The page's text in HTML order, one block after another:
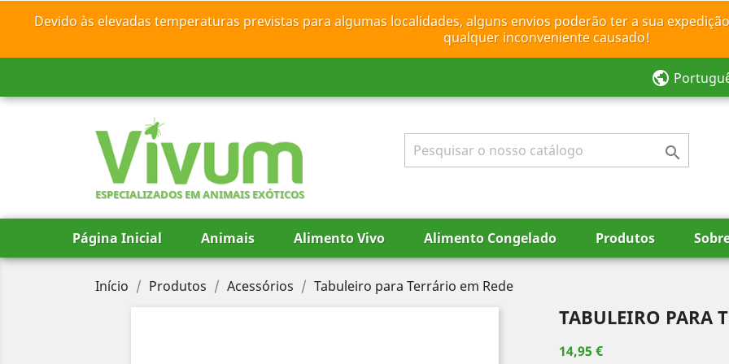
Devido às elevadas temperaturas previstas para algumas localidades, alguns envios poderão ter a sua
qualquer inconveniente causado!
public
ESPECIALIZADOS EM ANIMAIS EXÓTICOS

Página Inicial Animais Alimento Vivo Alimento Congelado Produtos
Início Produtos Acessórios Tabuleiro para Terrário em Rede
TABULEIRO PARA
14,95 €